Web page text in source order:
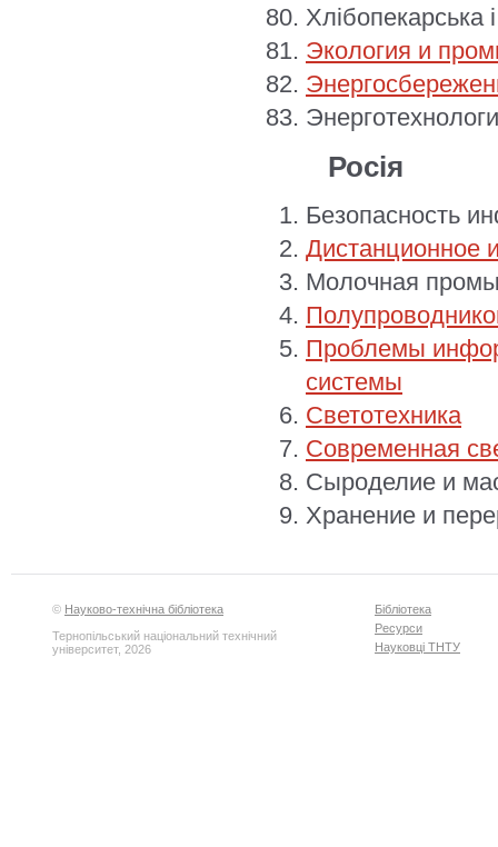
Хлібопекарська
Экология и
Росія
Безопасность
Дистанционное
Молочная
Проблемы
системы
Светотехника
Современная
Сыроделие и
Хранение и
© Науково-технічна бібліотека
Тернопільський національний технічний
університет, 2026
Бібліотека
Ресурси
Науковці ТНТУ